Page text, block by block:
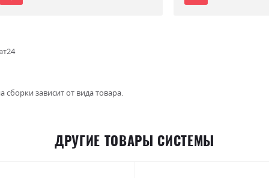
зависит от вида товара.
ДРУГИЕ ТОВАРЫ СИСТЕМЫ